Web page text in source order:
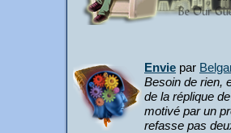
Envie par
Besoin de rien,
de la réplique
motivé par un
refasse pas